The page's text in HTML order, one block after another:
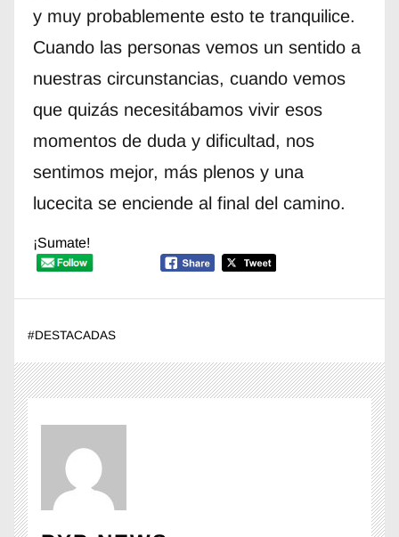
y muy probablemente esto te tranquilice.
Cuando las personas vemos un sentido a
nuestras circunstancias, cuando vemos
que quizás necesitábamos vivir esos
momentos de duda y dificultad, nos
sentimos mejor, más plenos y una
lucecita se enciende al final del camino.
¡Sumate!
#DESTACADAS